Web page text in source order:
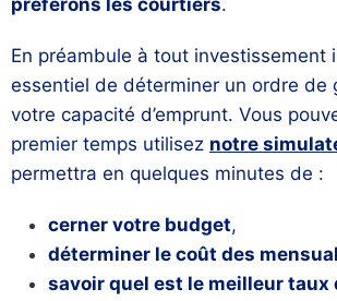
préférons les courtiers.
En préambule à tout investissement
essentiel de déterminer un ordre de
votre capacité d’emprunt. Vous
premier temps utilisez notre
permettra en quelques minutes de :
cerner votre budget,
déterminer le coût des
savoir quel est le meilleur taux